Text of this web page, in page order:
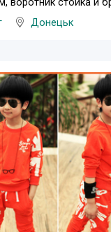
воротник стоика и
Донецьк